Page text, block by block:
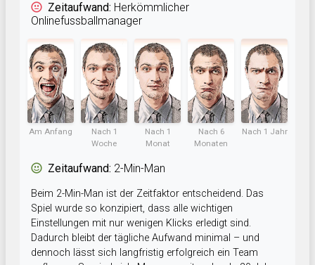
Zeitaufwand: Herkömmlicher
Onlinefussballmanager
Am Anfang
Nach 1
Woche
Nach 1
Monat
Nach 6
Monaten
Nach 1 Jahr
Zeitaufwand: 2-Min-Man
Beim 2-Min-Man ist der Zeitfaktor entscheidend. Das
Spiel wurde so konzipiert, dass alle wichtigen
Einstellungen mit nur wenigen Klicks erledigt sind.
Dadurch bleibt der tägliche Aufwand minimal – und
dennoch lässt sich langfristig erfolgreich ein Team